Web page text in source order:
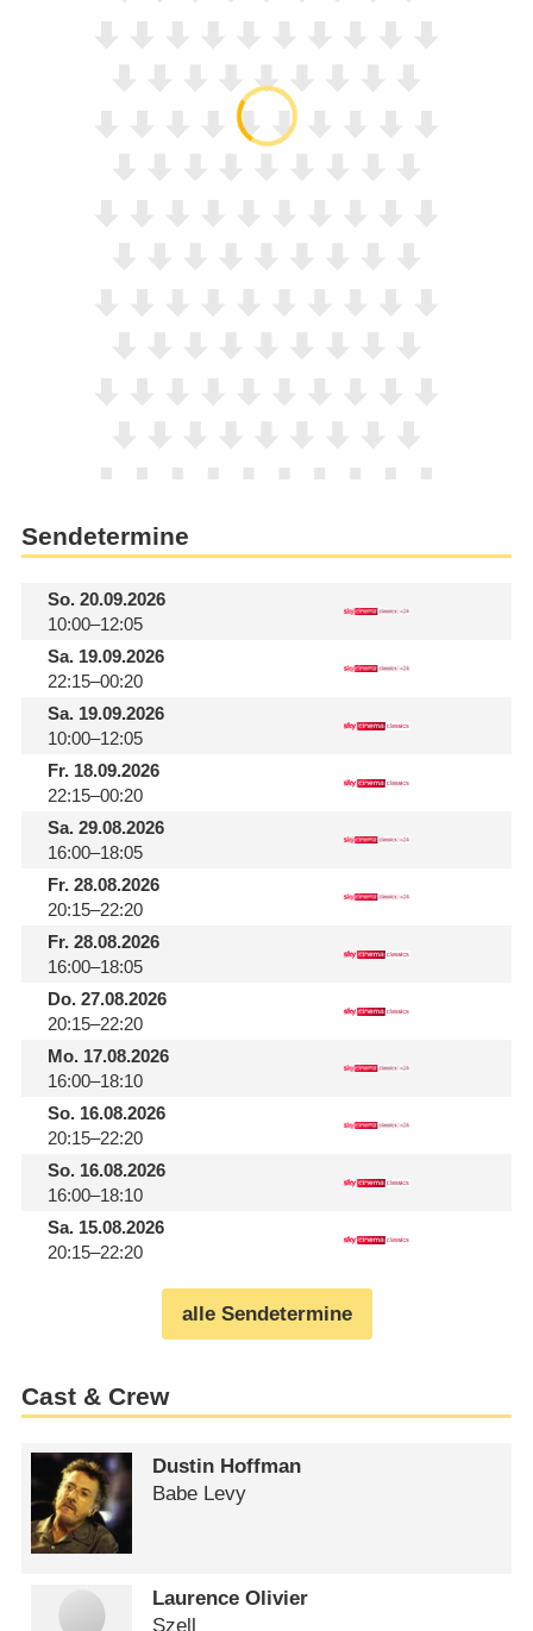
Sendetermine
So.20.09.2026
10:00–12:05
Sa.19.09.2026
22:15–00:20
Sa.19.09.2026
10:00–12:05
Fr.18.09.2026
22:15–00:20
Sa.29.08.2026
16:00–18:05
Fr.28.08.2026
20:15–22:20
Fr.28.08.2026
16:00–18:05
Do.27.08.2026
20:15–22:20
Mo.17.08.2026
16:00–18:10
So.16.08.2026
20:15–22:20
So.16.08.2026
16:00–18:10
Sa.15.08.2026
20:15–22:20
alle Sendetermine
Cast & Crew
Dustin Hoffman
Babe Levy
Laurence Olivier
Szell